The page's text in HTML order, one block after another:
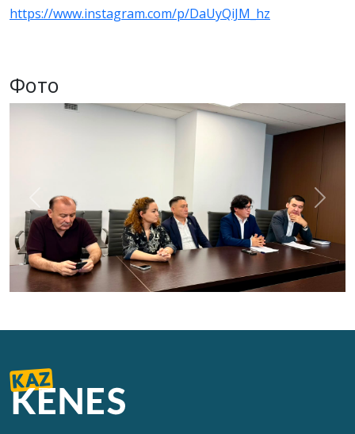
https://www.instagram.com/p/DaUyQiJM_hz
Фото
Previous Next